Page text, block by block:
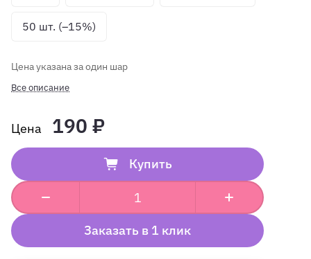
50 шт. (–15%)
Цена указана за один шар
Все описание
190 ₽
Купить
Заказать в 1 клик